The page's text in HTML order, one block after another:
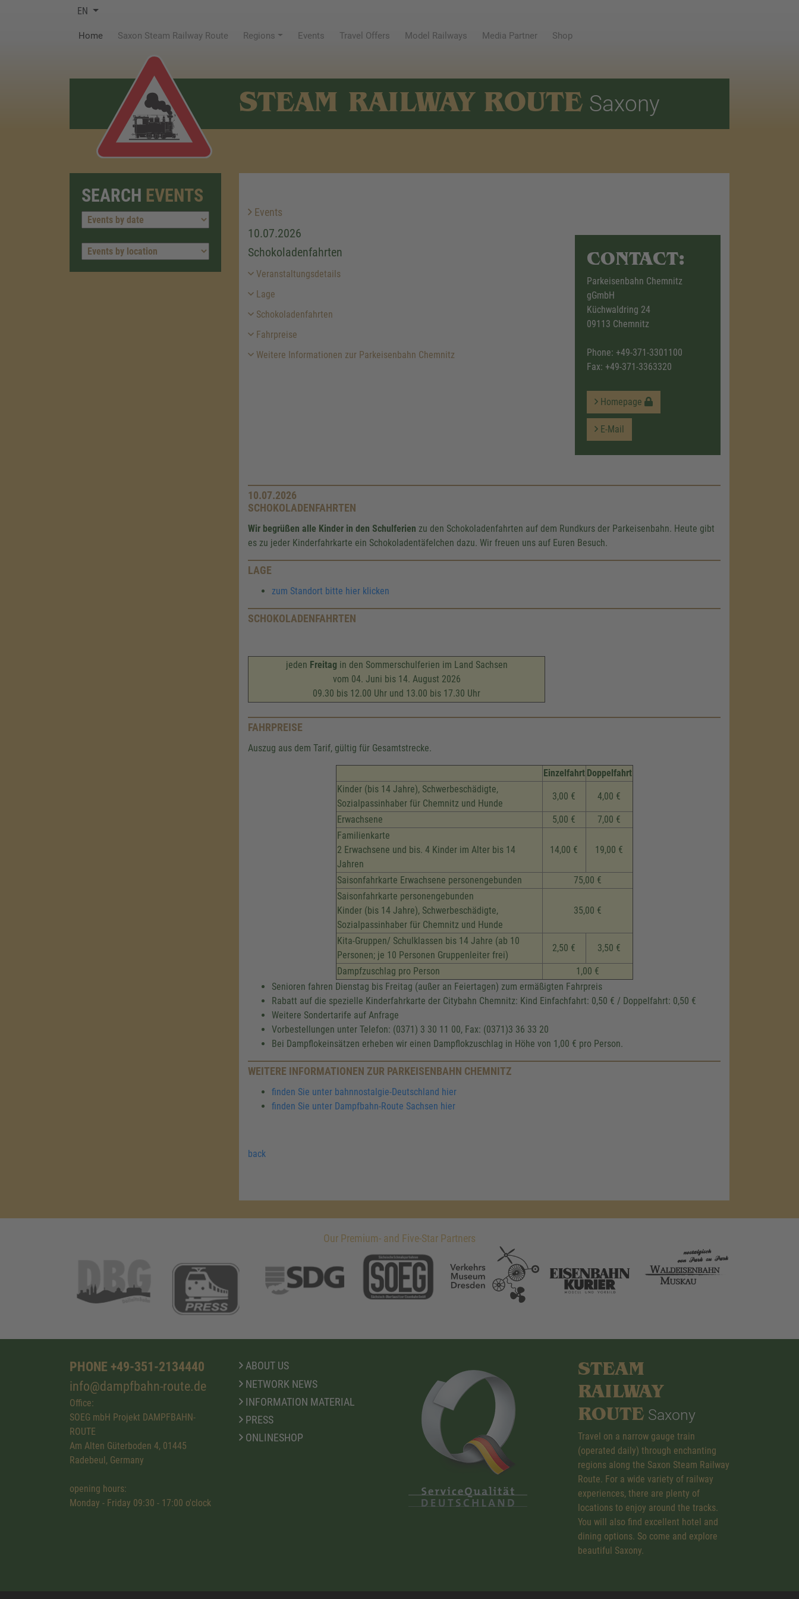
EN
Home(current)Saxon Steam Railway Route Regions Events Travel Offers Model Railways Media Partner Shop
STEAM RAILWAY ROUTE Saxony
SEARCH EVENTS
Events
10.07.2026
Schokoladenfahrten
Veranstaltungsdetails
Lage
Schokoladenfahrten
Fahrpreise
Weitere Informationen zur Parkeisenbahn Chemnitz
CONTACT:
Parkeisenbahn Chemnitz
gGmbH
Küchwaldring 24
09113 Chemnitz
Phone: +49-371-3301100
Fax: +49-371-3363320
Homepage
E-Mail
10.07.2026
SCHOKOLADENFAHRTEN
Wir begrüßen alle Kinder in den Schulferien zu den Schokoladenfahrten auf dem Rundkurs der Parkeisenbahn. Heute gibt
es zu jeder Kinderfahrkarte ein Schokoladentäfelchen dazu. Wir freuen uns auf Euren Besuch.
LAGE
zum Standort bitte hier klicken
SCHOKOLADENFAHRTEN
jeden Freitag in den Sommerschulferien im Land Sachsen
vom 04. Juni bis 14. August 2026
09.30 bis 12.00 Uhr und 13.00 bis 17.30 Uhr
FAHRPREISE
Auszug aus dem Tarif, gültig für Gesamtstrecke.
Einzelfahrt Doppelfahrt
Kinder (bis 14 Jahre), Schwerbeschädigte,
Sozialpassinhaber für Chemnitz und Hunde
3,00 € 4,00 €
Erwachsene 5,00 €
7,00 €
Familienkarte
2 Erwachsene und bis. 4 Kinder im Alter bis 14
Jahren
14,00 € 19,00 €
Saisonfahrkarte Erwachsene personengebunden
75,00 €
Saisonfahrkarte personengebunden
Kinder (bis 14 Jahre), Schwerbeschädigte,
Sozialpassinhaber für Chemnitz und Hunde
35,00 €
Kita-Gruppen/ Schulklassen bis 14 Jahre (ab 10
Personen; je 10 Personen Gruppenleiter frei)
2,50 € 3,50 €
Dampfzuschlag pro Person
1,00 €
Senioren fahren Dienstag bis Freitag (außer an Feiertagen) zum ermäßigten Fahrpreis
Rabatt auf die spezielle Kinderfahrkarte der Citybahn Chemnitz: Kind Einfachfahrt: 0,50 € / Doppelfahrt: 0,50 €
Weitere Sondertarife auf Anfrage
Vorbestellungen unter Telefon: (0371) 3 30 11 00, Fax: (0371)3 36 33 20
Bei Dampflokeinsätzen erheben wir einen Dampflokzuschlag in Höhe von 1,00 € pro Person.
WEITERE INFORMATIONEN ZUR PARKEISENBAHN CHEMNITZ
finden Sie unter bahnnostalgie-Deutschland hier
finden Sie unter Dampfbahn-Route Sachsen hier
back
Our Premium- and Five-Star Partners
PHONE +49-351-2134440
info@dampfbahn-route.de
Office:
SOEG mbH Projekt DAMPFBAHN-
ROUTE
Am Alten Güterboden 4, 01445
Radebeul, Germany
opening hours:
Monday - Friday 09:30 - 17:00 o'clock
ABOUT US
NETWORK NEWS
INFORMATION MATERIAL
PRESS
ONLINESHOP
STEAM
RAILWAY
ROUTE Saxony
Travel on a narrow gauge train
(operated daily) through enchanting
regions along the Saxon Steam Railway
Route. For a wide variety of railway
experiences, there are plenty of
locations to enjoy around the tracks.
You will also find excellent hotel and
dining options. So come and explore
beautiful Saxony.